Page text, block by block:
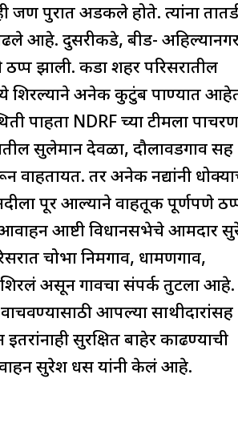
पुरात अडकले होते. त्यांना
आहे. दुसरीकडे, बीड-
ठप्प झाली. कडा शहर परिसरातील
शिरल्याने अनेक कुटुंब पाण्यात
पाहता NDRF च्या टीमला पाचरण
सुलेमान देवळा, दौलावडगाव सह
वाहतायत. तर अनेक नद्यांनी
पूर आल्याने वाहतूक पूर्णपणे
आवाहन आष्टी विधानसभेचे आमदार
चोभा निमगाव, धामणगाव,
शिरलं असून गावचा संपर्क तुटला आहे.
आपल्या साथीदारांसह
सुरक्षित बाहेर काढण्याची
सुरेश धस यांनी केलं आहे.